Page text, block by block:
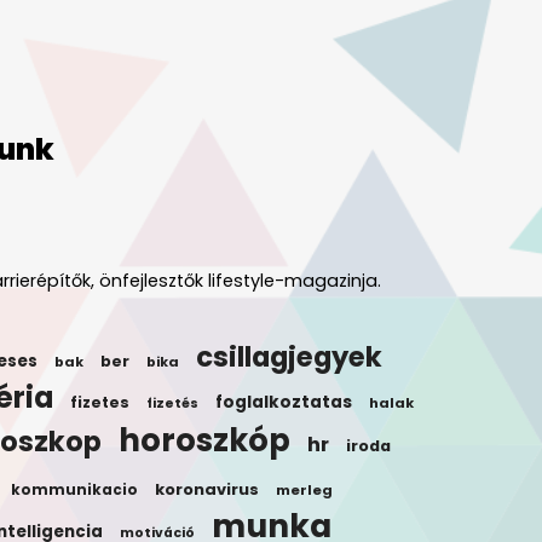
önfejlesztők lifestyle-magazinja.
bak ber bika csillagjegyek
fizetes fizetés foglalkoztatas halak
horoszkóp hr iroda
kommunikacio koronavirus merleg
motiváció munka